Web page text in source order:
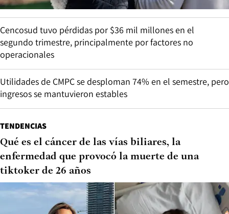
Cencosud tuvo pérdidas por $36 mil millones en el
segundo trimestre, principalmente por factores no
operacionales
Utilidades de CMPC se desploman 74% en el semestre, pero
ingresos se mantuvieron estables
TENDENCIAS
Qué es el cáncer de las vías biliares, la
enfermedad que provocó la muerte de una
tiktoker de 26 años